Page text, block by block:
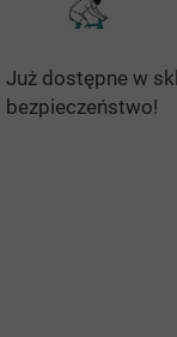
Już dostępne w
bezpieczeństwo!